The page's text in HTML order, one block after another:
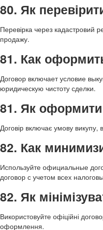
80. Як
Перевірка через кадастровий
продажу.
81. Как
Договор включает условие
юридическую чистоту сделки.
81. Як оформити
Договір включає умову викупу,
82. Как
Используйте официальные
договор с учетом всех
82. Як
Використовуйте офіційні
оформлення.